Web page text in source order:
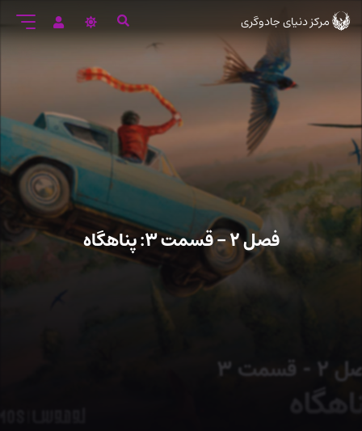
ورود
به
مرکز دنیای جادوگری
فصل ۲ – قسمت ۳: پناهگاه